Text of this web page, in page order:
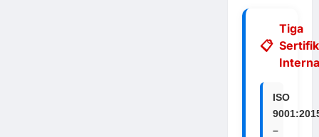
Tiga
ISO
–